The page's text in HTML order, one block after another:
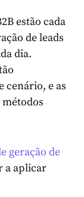
estão cada
de leads
dia.
cenário, e as
geração de
a aplicar